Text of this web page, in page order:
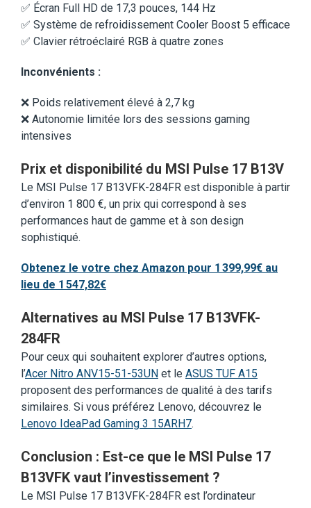
✅ Écran Full HD de 17,3 pouces, 144 Hz
✅ Système de refroidissement Cooler Boost 5 efficace
✅ Clavier rétroéclairé RGB à quatre zones
Inconvénients :
❌ Poids relativement élevé à 2,7 kg
❌ Autonomie limitée lors des sessions gaming
intensives
Prix et disponibilité du MSI Pulse 17 B13V
Le MSI Pulse 17 B13VFK-284FR est disponible à partir
d’environ 1 800 €, un prix qui correspond à ses
performances haut de gamme et à son design
sophistiqué.
Obtenez le votre chez Amazon pour 1 399,99€ au
lieu de 1 547,82€
Alternatives au MSI Pulse 17 B13VFK-
284FR
Pour ceux qui souhaitent explorer d’autres options,
l’Acer Nitro ANV15-51-53UN et le ASUS TUF A15
proposent des performances de qualité à des tarifs
similaires. Si vous préférez Lenovo, découvrez le
Lenovo IdeaPad Gaming 3 15ARH7.
Conclusion : Est-ce que le MSI Pulse 17
B13VFK vaut l’investissement ?
Le MSI Pulse 17 B13VFK-284FR est l’ordinateur